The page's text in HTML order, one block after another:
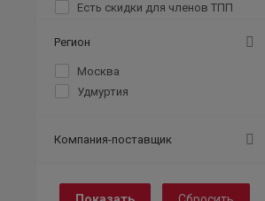
Есть скидки для членов ТПП
Регион
Москва
Удмуртия
Компания-поставщик